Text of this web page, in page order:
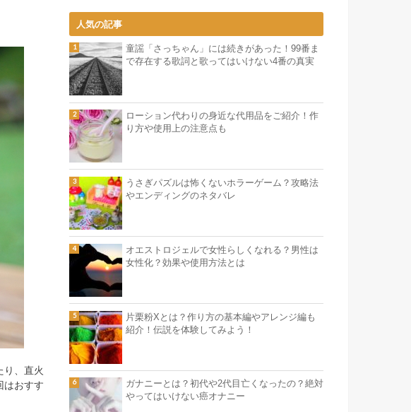
り、直火
はおすす
人気の記事
童謡「さっちゃん」には続きがあった！99番ま
で存在する歌詞と歌ってはいけない4番の真実
ローション代わりの身近な代用品をご紹介！作
り方や使用上の注意点も
うさぎパズルは怖くないホラーゲーム？攻略法
やエンディングのネタバレ
オエストロジェルで女性らしくなれる？男性は
女性化？効果や使用方法とは
片栗粉Xとは？作り方の基本編やアレンジ編も
紹介！伝説を体験してみよう！
ガナニーとは？初代や2代目亡くなったの？絶対
やってはいけない癌オナニー